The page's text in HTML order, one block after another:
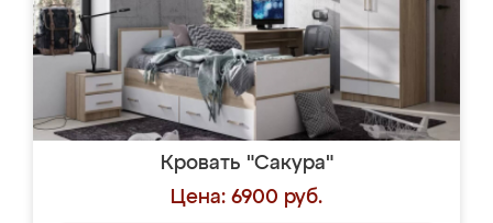
Кровать "Сакура"
Цена: 6900 руб.